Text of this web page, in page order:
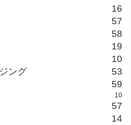
16
57
58
19
10
ング
53
59
10
57
14